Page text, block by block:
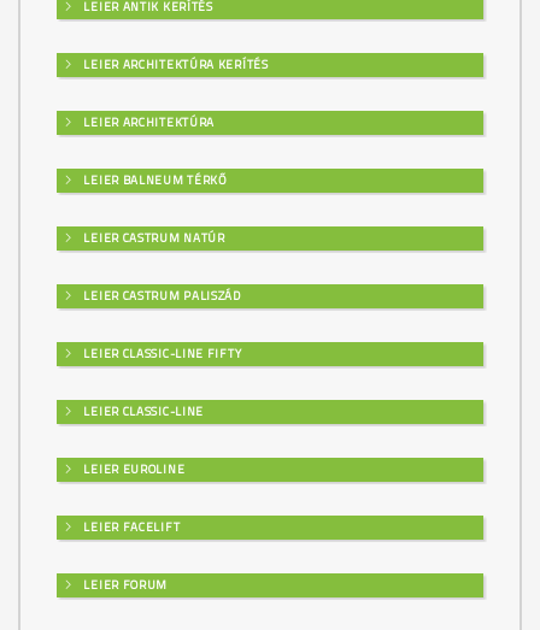
LEIER ANTIK KERÍTÉS
LEIER ARCHITEKTÚRA KERÍTÉS
LEIER ARCHITEKTÚRA
LEIER BALNEUM TÉRKŐ
LEIER CASTRUM NATÚR
LEIER CASTRUM PALISZÁD
LEIER CLASSIC-LINE FIFTY
LEIER CLASSIC-LINE
LEIER EUROLINE
LEIER FACELIFT
LEIER FORUM